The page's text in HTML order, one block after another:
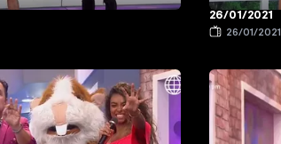
26/01/2021
26/01/2021